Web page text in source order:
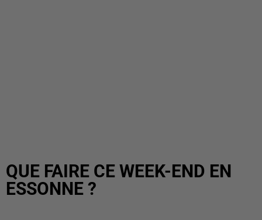
QUE FAIRE CE WEEK-END EN
ESSONNE ?